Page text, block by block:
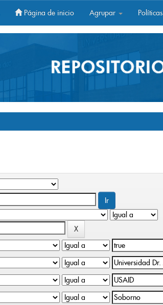
Página de inicio Agrupar Políticas